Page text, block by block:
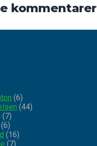
kommentarer
(6)
(44)
(7)
(6)
(16)
(7)